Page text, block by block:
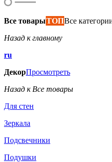
Все товарыТОПВсе
Назад к главному
ru
ДекорПросмотреть
Назад к Все товары
Для стен
Зеркала
Подсвечники
Подушки